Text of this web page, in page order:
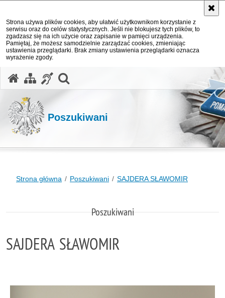
Strona używa plików cookies, aby ułatwić użytkownikom korzystanie z
serwisu oraz do celów statystycznych. Jeśli nie blokujesz tych plików, to
zgadzasz się na ich użycie oraz zapisanie w pamięci urządzenia.
Pamiętaj, że możesz samodzielnie zarządzać cookies, zmieniając
ustawienia przeglądarki. Brak zmiany ustawienia przeglądarki oznacza
wyrażenie zgody.
Poszukiwani
Strona główna Poszukiwani SAJDERA SŁAWOMIR
Poszukiwani
SAJDERA SŁAWOMIR